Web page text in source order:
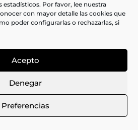
Por favor, lee nuestra
con mayor detalle las cookies que
poder configurarlas o rechazarlas, si
Acepto
Denegar
Preferencias
anatómicos de la nariz
no todas las narices son
las narices mestizas
coloca ácido hialurónico